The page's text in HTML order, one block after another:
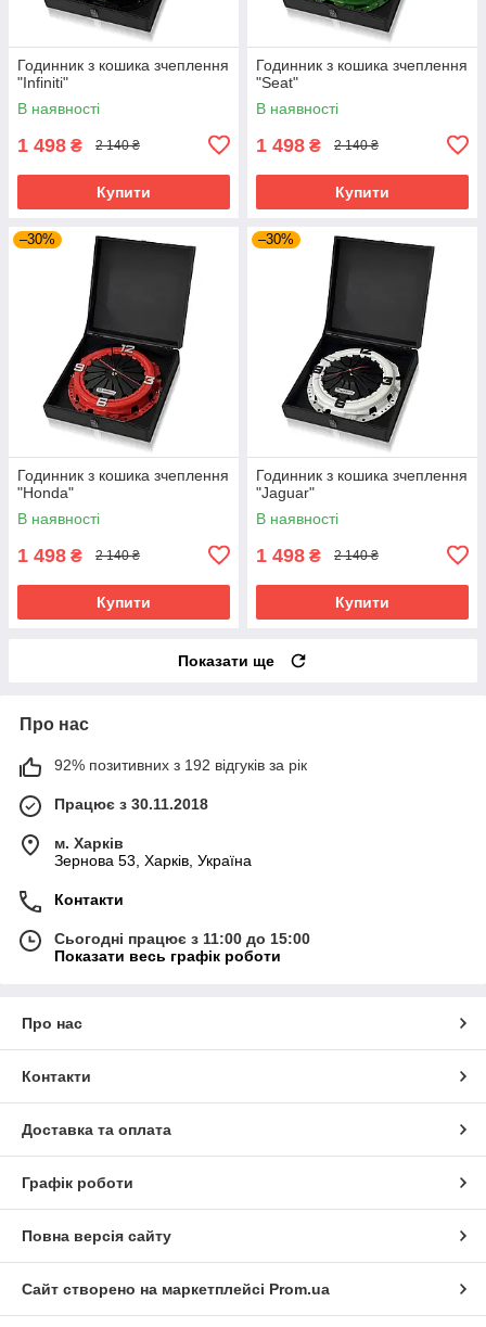
Годинник з кошика зчеплення
"Infiniti"
В наявності
1 498 ₴ 2 140 ₴
Купити
Годинник з кошика зчеплення
"Seat"
В наявності
1 498 ₴ 2 140 ₴
Купити
–30%
Годинник з кошика зчеплення
"Honda"
В наявності
1 498 ₴ 2 140 ₴
Купити
–30%
Годинник з кошика зчеплення
"Jaguar"
В наявності
1 498 ₴ 2 140 ₴
Купити
Показати ще
Про нас
92% позитивних з 192 відгуків за рік
Працює з 30.11.2018
м. Харків
Зернова 53, Харків, Україна
Контакти
Сьогодні працює з 11:00 до 15:00
Показати весь графік роботи
Про нас
Контакти
Доставка та оплата
Графік роботи
Повна версія сайту
Сайт створено на маркетплейсі Prom.ua